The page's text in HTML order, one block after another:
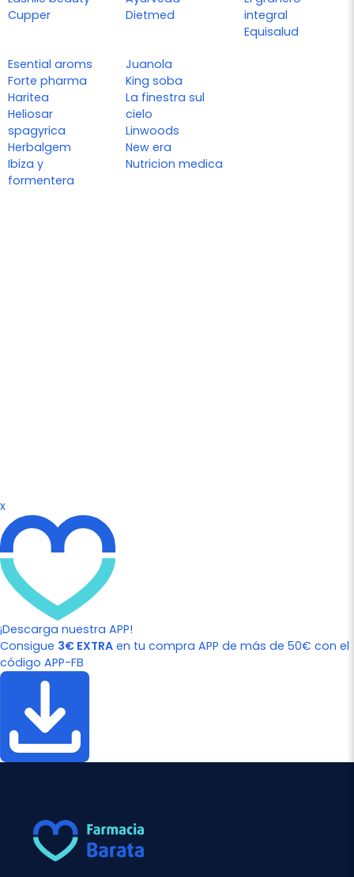
Cupper
Dietmed
integral
Equisalud
Esential aroms
Forte pharma
Haritea
Heliosar
spagyrica
Herbalgem
Ibiza y
formentera
Juanola
King soba
La finestra sul
cielo
Linwoods
New era
Nutricion medica
x
¡Descarga nuestra APP!
Consigue 3€ EXTRA en tu compra APP de más de 50€ con el
código APP-FB